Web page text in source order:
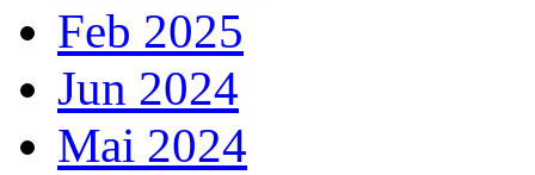
Feb 2025
Jun 2024
Mai 2024